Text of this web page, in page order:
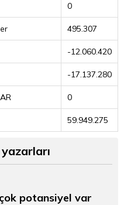
0
495.307
-12.060.420
-17.137.280
0
59.949.275
potansiyel var